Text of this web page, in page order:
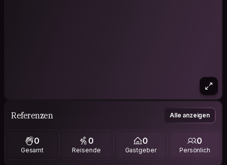
Referenzen Alle anzeigen
0
Gesamt
0
Reisende
0
Gastgeber
0
Persönlich